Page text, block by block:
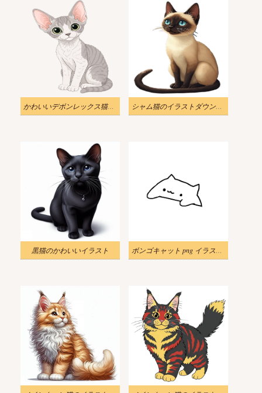
かわいいデボンレックス猫のイラスト素材 シャム猫のイラストダウンロード
黒猫のかわいいイラスト ボンゴキャット png イラスト 1